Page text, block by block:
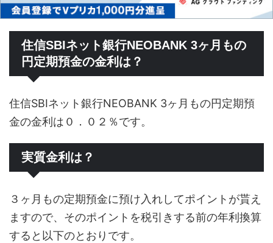
住信SBIネット銀行NEOBANK 3ヶ月もの
円定期預金の金利は？
住信SBIネット銀行NEOBANK 3ヶ月もの円定期預
金の金利は０．０２％です。
実質金利は？
３ヶ月もの定期預金に預け入れしてポイントが貰え
ますので、そのポイントを税引きする前の年利換算
すると以下のとおりです。